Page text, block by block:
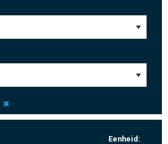
Eenheid: